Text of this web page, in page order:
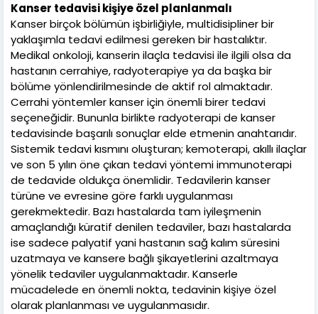
Kanser tedavisi kişiye özel planlanmalı
Kanser birçok bölümün işbirliğiyle, multidisipliner bir
yaklaşımla tedavi edilmesi gereken bir hastalıktır.
Medikal onkoloji, kanserin ilaçla tedavisi ile ilgili olsa da
hastanın cerrahiye, radyoterapiye ya da başka bir
bölüme yönlendirilmesinde de aktif rol almaktadır.
Cerrahi yöntemler kanser için önemli birer tedavi
seçeneğidir. Bununla birlikte radyoterapi de kanser
tedavisinde başarılı sonuçlar elde etmenin anahtarıdır.
Sistemik tedavi kısmını oluşturan; kemoterapi, akıllı ilaçlar
ve son 5 yılın öne çıkan tedavi yöntemi immunoterapi
de tedavide oldukça önemlidir. Tedavilerin kanser
türüne ve evresine göre farklı uygulanması
gerekmektedir. Bazı hastalarda tam iyileşmenin
amaçlandığı küratif denilen tedaviler, bazı hastalarda
ise sadece palyatif yani hastanın sağ kalım süresini
uzatmaya ve kansere bağlı şikayetlerini azaltmaya
yönelik tedaviler uygulanmaktadır. Kanserle
mücadelede en önemli nokta, tedavinin kişiye özel
olarak planlanması ve uygulanmasıdır.